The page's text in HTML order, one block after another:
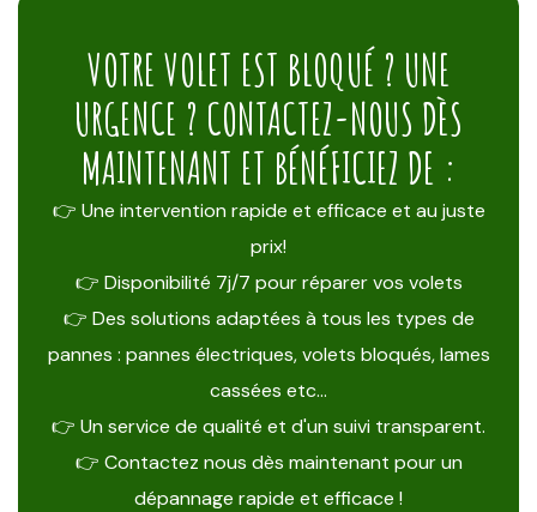
VOTRE VOLET EST BLOQUÉ ? UNE
URGENCE ? CONTACTEZ-NOUS DÈS
MAINTENANT ET BÉNÉFICIEZ DE :
👉 Une intervention rapide et efficace et au juste
prix!
👉 Disponibilité 7j/7 pour réparer vos volets
👉 Des solutions adaptées à tous les types de
pannes : pannes électriques, volets bloqués, lames
cassées etc…
👉 Un service de qualité et d'un suivi transparent.
👉 Contactez nous dès maintenant pour un
dépannage rapide et efficace !